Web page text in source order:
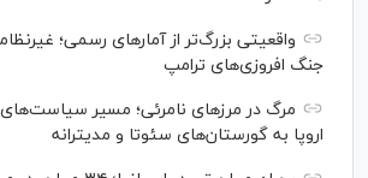
واقعیتی بزرگ‌تر از آمار‌های رسمی؛
جنگ افروزی‌های ترامپ
مرگ در مرز‌های نامرئی؛ مسیر
اروپا به گورستان‌های سئوتا و مدیترانه